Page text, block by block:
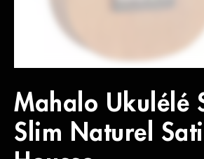
Mahalo Ukulélé
Slim Naturel